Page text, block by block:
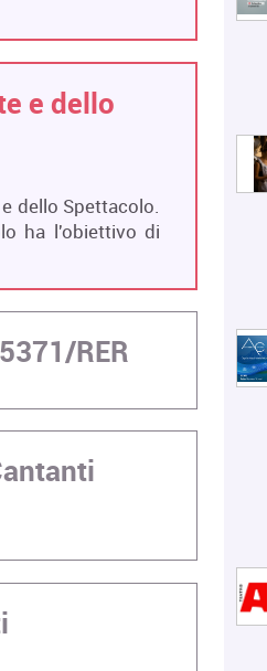
e dello
dello Spettacolo.
ha l'obiettivo di
RER